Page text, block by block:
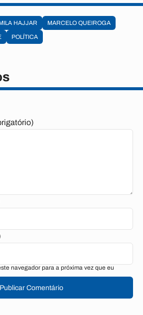
HAJJAR
MARCELO QUEIROGA
POLÍTICA
navegador para a próxima vez que eu
Publicar Comentário